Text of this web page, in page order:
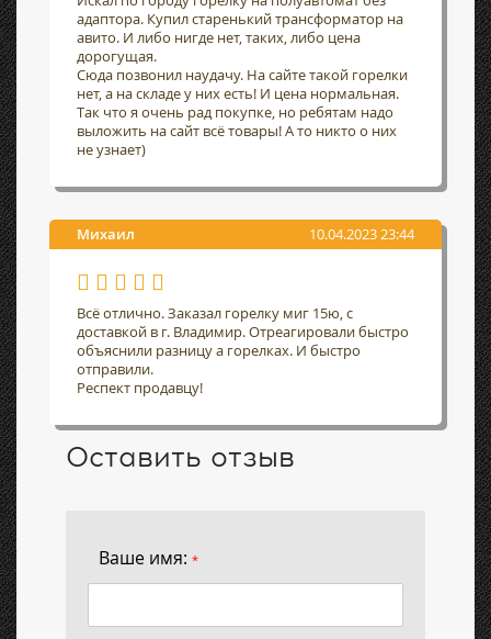
адаптора. Купил старенький трансформатор на
авито. И либо нигде нет, таких, либо цена
дорогущая.
Сюда позвонил наудачу. На сайте такой горелки
нет, а на складе у них есть! И цена нормальная.
Так что я очень рад покупке, но ребятам надо
выложить на сайт всё товары! А то никто о них
не узнает)
Михаил 10.04.2023 23:44
Всё отлично. Заказал горелку миг 15ю, с
доставкой в г. Владимир. Отреагировали быстро
объяснили разницу а горелках. И быстро
отправили.
Респект продавцу!
Оставить отзыв
Ваше имя: *